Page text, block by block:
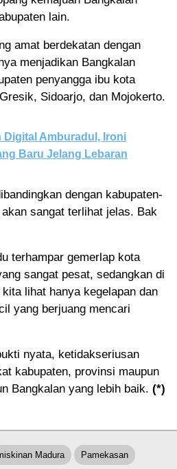
lain.
amat berdekatan dengan
menjadikan Bangkalan
penyangga ibu kota
Sidoarjo, dan Mojokerto.
Digital Amburadul, Ironi
Baru Jelang Lebaran
dengan kabupaten-
sangat terlihat jelas. Bak
terhampar gemerlap kota
sangat pesat, sedangkan di
lihat hanya kegelapan dan
yang berjuang mencari
nyata, ketidakseriusan
kabupaten, provinsi maupun
Bangkalan yang lebih baik. (*)
Madura Pamekasan